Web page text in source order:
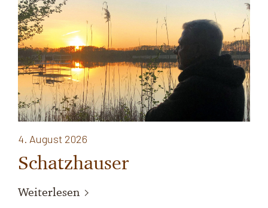
4. August 2026
Schatzhauser
Weiterlesen